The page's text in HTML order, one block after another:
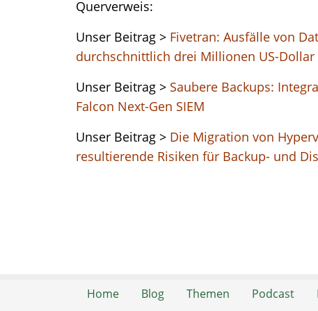
Querverweis:
Unser Beitrag > Fivetran: Ausfälle von
durchschnittlich drei Millionen US-
Unser Beitrag > Saubere Backups:
Falcon Next-Gen SIEM
Unser Beitrag > Die Migration von
resultierende Risiken für Backup- und
Home Blog Themen Podcast